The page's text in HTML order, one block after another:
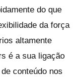
do que
da força
altamente
é a sua ligação
conteúdo nos